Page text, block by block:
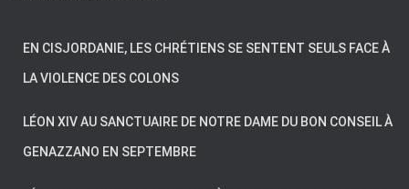
EN CISJORDANIE, LES CHRÉTIENS SE SENTENT SEULS FACE À
LA VIOLENCE DES COLONS
LÉON XIV AU SANCTUAIRE DE NOTRE DAME DU BON CONSEIL À
GENAZZANO EN SEPTEMBRE